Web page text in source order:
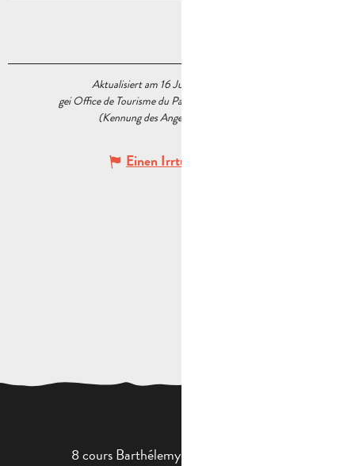
Aktualisiert am 16 Juni 2026 Um 10:18
gei Office de Tourisme du Pays d’Aubagne et de l’Étoile
(Kennung des Angebots :
Einen Irrtum angeben
8 cours Barthélemy - 13400 Aubagne